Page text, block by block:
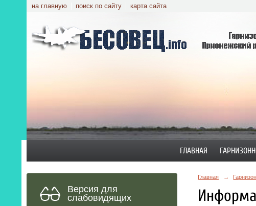
на главную поиск по сайту карта сайта
ГЛАВНАЯ
Версия для
слабовидящих
Главная →